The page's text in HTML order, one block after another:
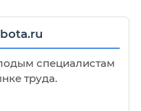
колледжа